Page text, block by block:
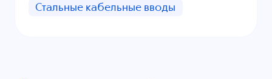
Стальные кабельные вводы